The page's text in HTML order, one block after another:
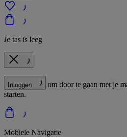
Je tas is leeg
Inloggen
om door te gaan met je
starten.
Mobiele Navigatie